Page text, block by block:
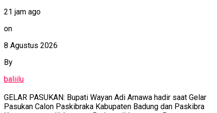
21 jam ago
on
8 Agustus 2026
By
baliilu
GELAR PASUKAN: Bupati Wayan Adi Arnawa hadir saat Gelar
Pasukan Calon Paskibraka Kabupaten Badung dan Paskibra